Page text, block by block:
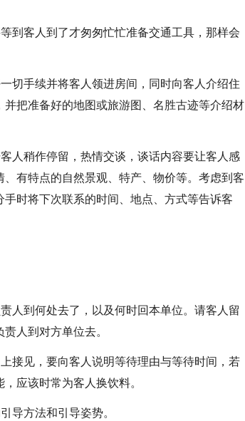
到客人到了才匆匆忙忙准备交通工具，那样会
切手续并将客人领进房间，同时向客人介绍住
把准备好的地图或旅游图、名胜古迹等介绍材
人稍作停留，热情交谈，谈话内容要让客人感
有特点的自然景观、特产、物价等。考虑到客
时将下次联系的时间、地点、方式等告诉客
人到何处去了，以及何时回本单位。请客人留
人到对方单位去。
接见，要向客人说明等待理由与等待时间，若
应该时常为客人换饮料。
导方法和引导姿势。